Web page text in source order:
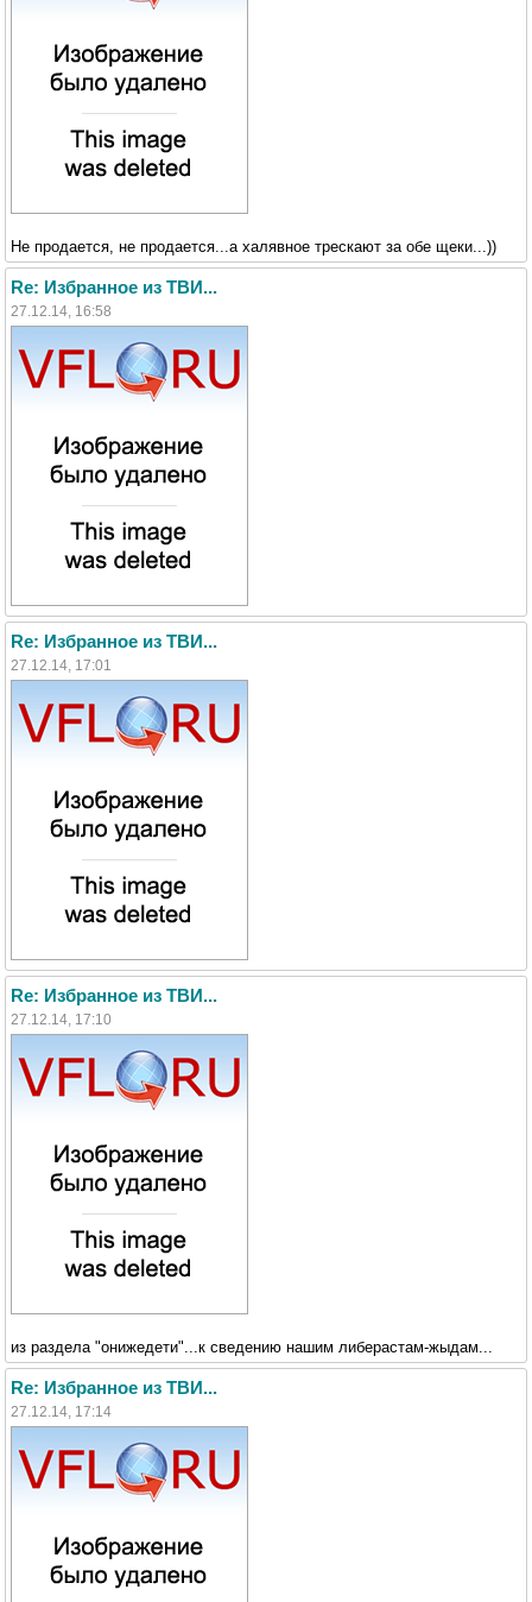
Не продается, не продается...а халявное трескают за обе щеки...))
Re: Избранное из ТВИ...
27.12.14, 16:58
Re: Избранное из ТВИ...
27.12.14, 17:01
Re: Избранное из ТВИ...
27.12.14, 17:10
из раздела "онижедети"...к сведению нашим либерастам-жыдам...
Re: Избранное из ТВИ...
27.12.14, 17:14